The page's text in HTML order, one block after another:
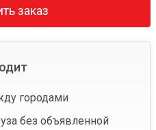
заказ
городами
без объявленной